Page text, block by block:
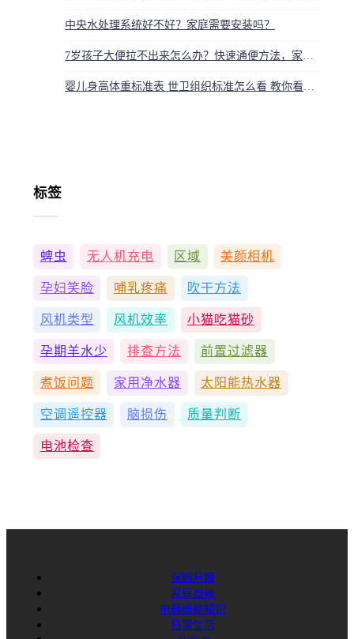
中央水处理系统好不好？家庭需要安装吗？
标签
蜱虫 无人机充电 区域 美颜相机
孕妇笑脸 哺乳疼痛 吹干方法
风机类型 风机效率 小猫吃猫砂
孕期羊水少 排查方法 前置过滤器
煮饭问题 家用净水器 太阳能热水器
空调遥控器 脑损伤 质量判断
电池检查
保姆月嫂
家庭维修
电器维修知识
日常生活